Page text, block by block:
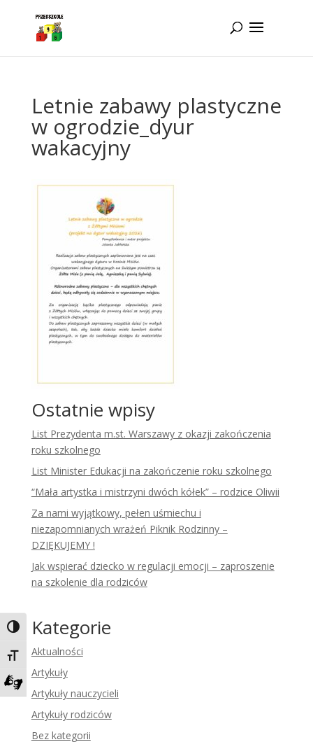
Toggle High Contrast
Toggle Font size
Zadzwoń do tłumacza języka migowego
Letnie zabawy plastyczne
w ogrodzie_dyur
wakacyjny
Ostatnie wpisy
List Prezydenta m.st. Warszawy z okazji zakończenia
roku szkolnego
List Minister Edukacji na zakończenie roku szkolnego
“Mała artystka i mistrzyni dwóch kółek” – rodzice Oliwii
Za nami wyjątkowy, pełen uśmiechu i
niezapomnianych wrażeń Piknik Rodzinny –
DZIĘKUJEMY !
Jak wspierać dziecko w regulacji emocji – zaproszenie
na szkolenie dla rodziców
Kategorie
Aktualności
Artykuły
Artykuły nauczycieli
Artykuły rodziców
Bez kategorii